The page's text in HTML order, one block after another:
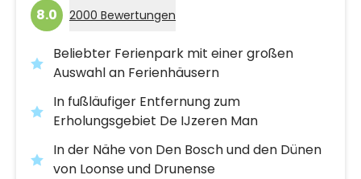
8.0 2000 Bewertungen
Beliebter Ferienpark mit einer großen
Auswahl an Ferienhäusern
In fußläufiger Entfernung zum
Erholungsgebiet De IJzeren Man
In der Nähe von Den Bosch und den Dünen
von Loonse und Drunense